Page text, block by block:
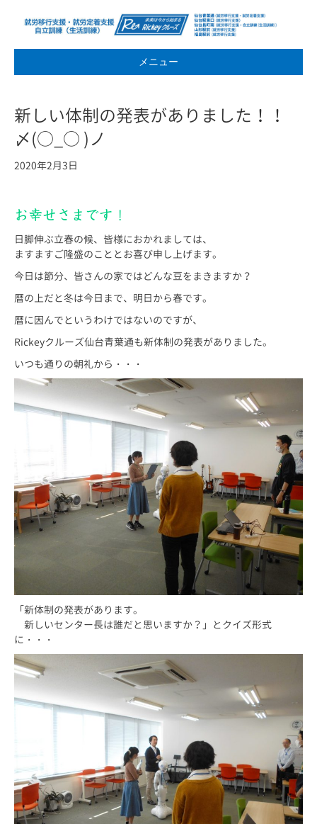
メニュー
新しい体制の発表がありました！！
〆(○_○ )ノ
2020年2月3日
お幸せさまです！
日脚伸ぶ立春の候、皆様におかれましては、
ますますご隆盛のこととお喜び申し上げます。
今日は節分、皆さんの家ではどんな豆をまきますか？
暦の上だと冬は今日まで、明日から春です。
暦に因んでというわけではないのですが、
Rickeyクルーズ仙台青葉通も新体制の発表がありました。
いつも通りの朝礼から・・・
「新体制の発表があります。
新しいセンター長は誰だと思いますか？」とクイズ形式
に・・・